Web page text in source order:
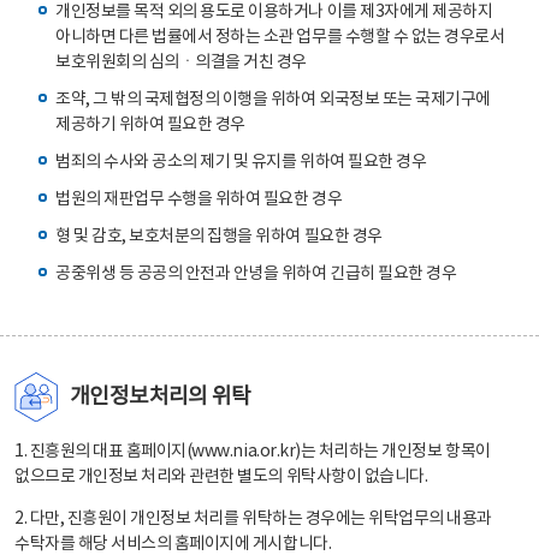
개인정보를 목적 외의 용도로 이용하거나 이를 제3자에게 제공하지
아니하면 다른 법률에서 정하는 소관 업무를 수행할 수 없는 경우로서
보호위원회의 심의ㆍ의결을 거친 경우
조약, 그 밖의 국제협정의 이행을 위하여 외국정보 또는 국제기구에
제공하기 위하여 필요한 경우
범죄의 수사와 공소의 제기 및 유지를 위하여 필요한 경우
법원의 재판업무 수행을 위하여 필요한 경우
형 및 감호, 보호처분의 집행을 위하여 필요한 경우
공중위생 등 공공의 안전과 안녕을 위하여 긴급히 필요한 경우
개인정보처리의 위탁
1. 진흥원의 대표 홈페이지(www.nia.or.kr)는 처리하는 개인정보 항목이
없으므로 개인정보 처리와 관련한 별도의 위탁사항이 없습니다.
2. 다만, 진흥원이 개인정보 처리를 위탁하는 경우에는 위탁업무의 내용과
수탁자를 해당 서비스의 홈페이지에 게시합니다.